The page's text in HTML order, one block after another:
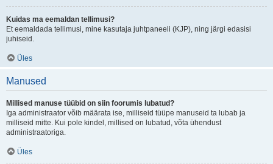
Kuidas ma eemaldan tellimusi?
Et eemaldada tellimusi, mine kasutaja juhtpaneeli (KJP), ning järgi edasisi
juhiseid.
Üles
Manused
Millised manuse tüübid on siin foorumis lubatud?
Iga administraator võib määrata ise, milliseid tüüpe manuseid ta lubab ja
milliseid mitte. Kui pole kindel, millised on lubatud, võta ühendust
administraatoriga.
Üles